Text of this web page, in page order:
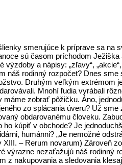
smerujúce k príprave sa
sú časom príchodom
a nápisy: „zľavy“,
náš rodinný rozpočet? Dnes
Druhým veľkým
Mnohí ľudia vyrábali
zobrať pôžičku. Áno,
zo splácania úveru? Už
obdarovanému človeku.
kúpiť v obchode? Je
humánni? „Je nemožné
– Rerum novarum) Zároveň
výrazne nezaťažujú náš
z nakupovania a sledovania